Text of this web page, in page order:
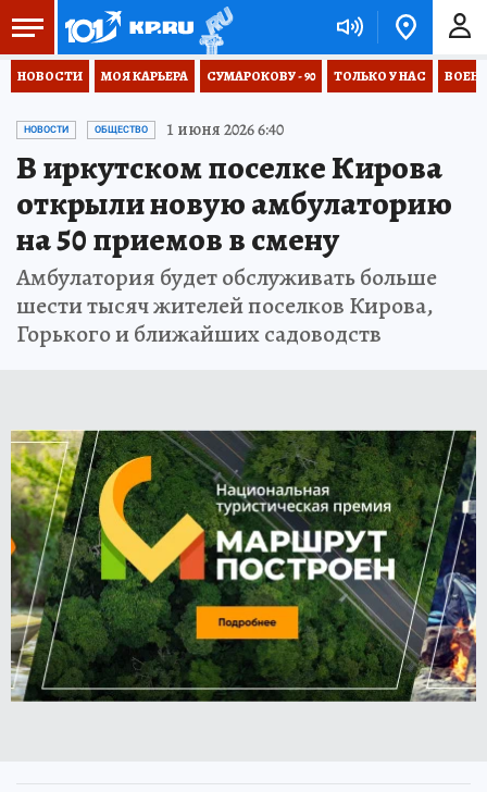
НОВОСТИ МОЯ КАРЬЕРА СУМАРОКОВУ - 90 ТОЛЬКО У НАС
НОВОСТИ ОБЩЕСТВО 1 июня 2026 6:40
В иркутском поселке Кирова
открыли новую амбулаторию
на 50 приемов в смену
Амбулатория будет обслуживать больше
шести тысяч жителей поселков Кирова,
Горького и ближайших садоводств